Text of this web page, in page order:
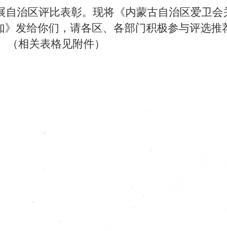
治区评比表彰。现将《内蒙古自治区爱卫会
发给你们，请各区、各部门积极参与评选
（相关表格见附件）